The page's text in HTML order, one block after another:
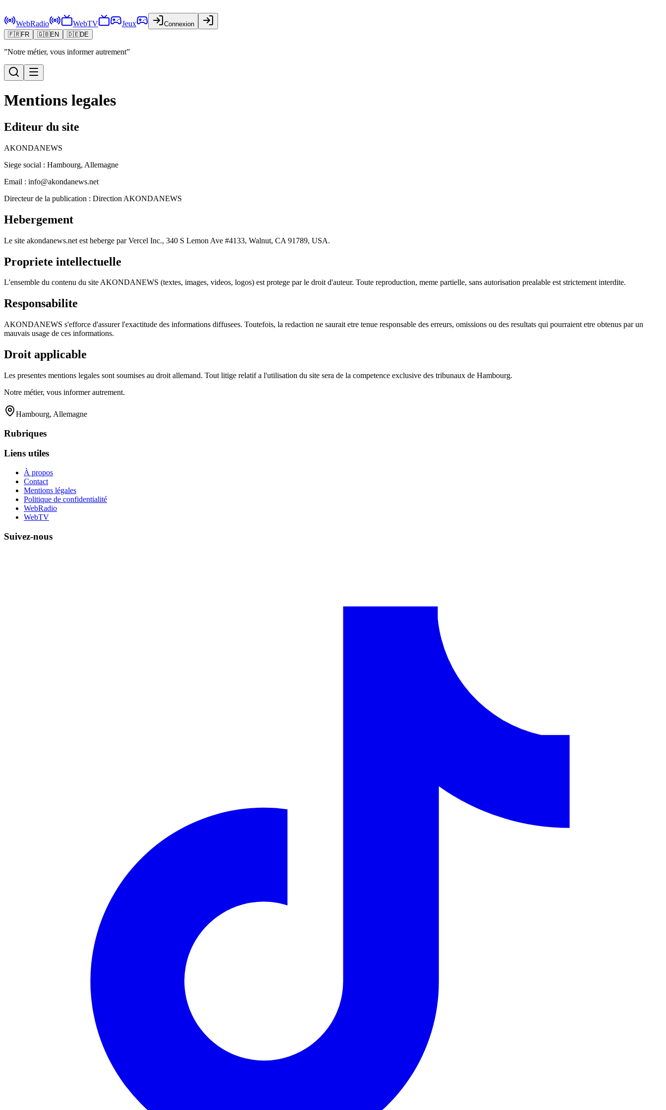
WebRadio WebTV Jeux
Connexion
🇫🇷FR 🇬🇧EN 🇩🇪DE
”Notre métier, vous informer autrement”
Mentions legales
Editeur du site
AKONDANEWS
Siege social : Hambourg, Allemagne
Email : info@akondanews.net
Directeur de la publication : Direction AKONDANEWS
Hebergement
Le site akondanews.net est heberge par Vercel Inc., 340 S Lemon Ave #4133, Walnut, CA 91789, USA.
Propriete intellectuelle
L'ensemble du contenu du site AKONDANEWS (textes, images, videos, logos) est protege par le droit d'auteur. Toute reproduction, meme partielle, sans autorisation prealable est strictement interdite.
Responsabilite
AKONDANEWS s'efforce d'assurer l'exactitude des informations diffusees. Toutefois, la redaction ne saurait etre tenue responsable des erreurs, omissions ou des resultats qui pourraient etre obtenus par un
mauvais usage de ces informations.
Droit applicable
Les presentes mentions legales sont soumises au droit allemand. Tout litige relatif a l'utilisation du site sera de la competence exclusive des tribunaux de Hambourg.
Notre métier, vous informer autrement.
Hambourg, Allemagne
Rubriques
Liens utiles
À propos
Contact
Mentions légales
Politique de confidentialité
WebRadio
WebTV
Suivez-nous